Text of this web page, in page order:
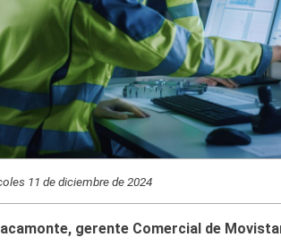
11 de diciembre de 2024
gerente Comercial de